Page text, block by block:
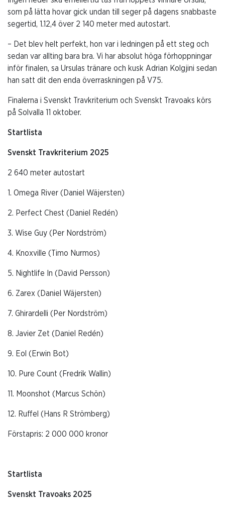
som på lätta hovar gick undan till seger på dagens snabbaste
segertid, 1.12,4 över 2 140 meter med autostart.
– Det blev helt perfekt, hon var i ledningen på ett steg och
sedan var allting bara bra. Vi har absolut höga förhoppningar
inför finalen, sa Ursulas tränare och kusk Adrian Kolgjini sedan
han satt dit den enda överraskningen på V75.
Finalerna i Svenskt Travkriterium och Svenskt Travoaks körs
på Solvalla 11 oktober.
Startlista
Svenskt Travkriterium 2025
2 640 meter autostart
1. Omega River (Daniel Wäjersten)
2. Perfect Chest (Daniel Redén)
3. Wise Guy (Per Nordström)
4. Knoxville (Timo Nurmos)
5. Nightlife In (David Persson)
6. Zarex (Daniel Wäjersten)
7. Ghirardelli (Per Nordström)
8. Javier Zet (Daniel Redén)
9. Eol (Erwin Bot)
10. Pure Count (Fredrik Wallin)
11. Moonshot (Marcus Schön)
12. Ruffel (Hans R Strömberg)
Förstapris: 2 000 000 kronor
Startlista
Svenskt Travoaks 2025